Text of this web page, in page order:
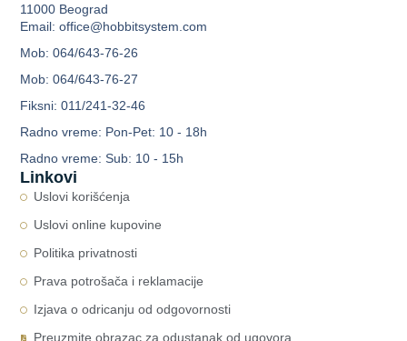
Linkovi
Uslovi korišćenja
Uslovi online kupovine
Politika privatnosti
Prava potrošača i reklamacije
Izjava o odricanju od odgovornosti
Preuzmite obrazac za odustanak od ugovora
11000 Beograd
Email: office@hobbitsystem.com
Mob: 064/643-76-26
Mob: 064/643-76-27
Fiksni: 011/241-32-46
Radno vreme: Pon-Pet: 10 - 18h
Radno vreme: Sub: 10 - 15h